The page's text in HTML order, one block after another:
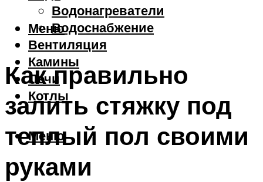
Водонагреватели
Водоснабжение
Вентиляция
Камины
Печи
Котлы
Меню
Меню
Как правильно
залить стяжку под
теплый пол своими
руками